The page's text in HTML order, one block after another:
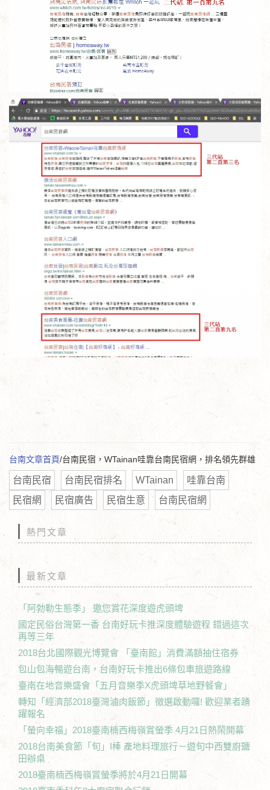
台南文章首頁/台南民宿，WTainan哇靠台南民宿網，排名領先群雄
台南民宿 台南民宿排名 WTainan
哇靠台南
民宿網
民宿廣告 民宿生意 台南民宿網
熱門文章
最新文章
「阿勃勒生態季」 邀您賞花深度遊虎頭埤
國定民俗台灣第一香 台南好玩卡推深度體驗遊程 錯過這次
再等三年
2018台北國際觀光博覽會 「臺南館」消費滿額抽住宿券
包山包海暢遊台南，台南好玩卡推出6條包車旅遊路線
臺南在地音樂盛會「五月音樂季X虎頭埤草地野餐會」
轉知「經濟部2018臺灣滷肉飯節」徵選啟動囉! 歡迎業者踴
躍報名
「螢向幸福」2018臺南楠西梅嶺賞螢季 4月21日熱鬧開幕
2018台南美食節「旬」I棒 產地料理旅行－遊旬中西雙廚鹽
田辦桌
2018臺南楠西梅嶺賞螢季將於4月21日開幕